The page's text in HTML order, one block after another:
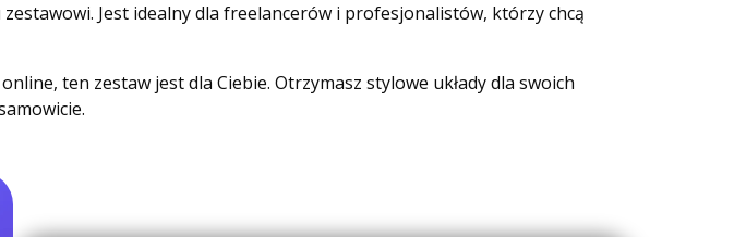
Jest idealny dla freelancerów i profesjonalistów, którzy chcą
ten zestaw jest dla Ciebie. Otrzymasz stylowe układy dla swoich